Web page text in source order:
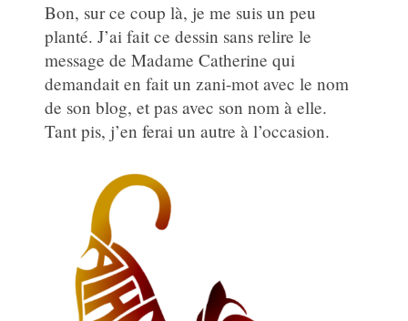
Bon, sur ce coup là, je me suis un peu
planté. J’ai fait ce dessin sans relire le
message de Madame Catherine qui
demandait en fait un zani-mot avec le nom
de son blog, et pas avec son nom à elle.
Tant pis, j’en ferai un autre à l’occasion.